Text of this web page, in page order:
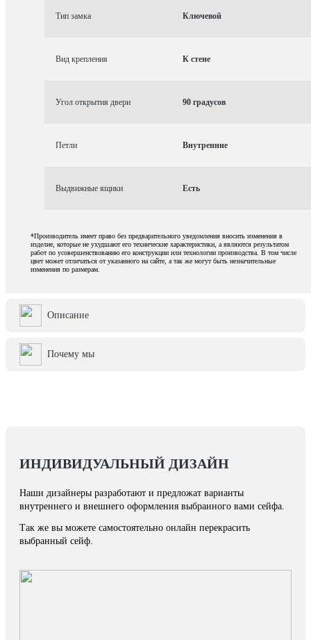
Тип замка Ключевой
Вид крепления К стене
Угол открытия двери 90 градусов
Петли Внутренние
Выдвижные ящики Есть
*Производитель имеет право без предварительного уведомления вносить изменения в
изделие, которые не ухудшают его технические характеристики, а являются результатом
работ по усовершенствованию его конструкции или технологии производства. В том числе
цвет может отличаться от указанного на сайте, а так же могут быть незначительные
изменения по размерам.
Описание
Почему мы
ИНДИВИДУАЛЬНЫЙ ДИЗАЙН
Наши дизайнеры разработают и предложат варианты
внутреннего и внешнего оформления выбранного вами сейфа.
Так же вы можете самостоятельно онлайн перекрасить
выбранный сейф.